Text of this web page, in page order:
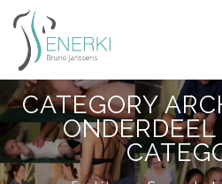
Skip
to
content
CATEGORY